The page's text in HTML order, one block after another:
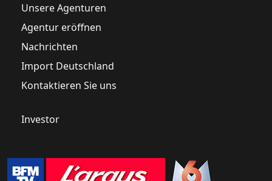
Unsere Agenturen
Agentur eröffnen
Nachrichten
Import Deutschland
Kontaktieren Sie uns
Investor